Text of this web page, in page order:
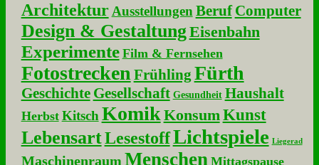
Architektur Ausstellungen Beruf Computer
Design & GestaltungEisenbahn
Experimente Film & Fernsehen
Fotostrecken Frühling Fürth
Geschichte Gesellschaft Gesundheit Haushalt
Herbst Kitsch Komik KonsumKunst
LebensartLesestoffLichtspiele Liegerad
Maschinenraum Menschen Mittagspause